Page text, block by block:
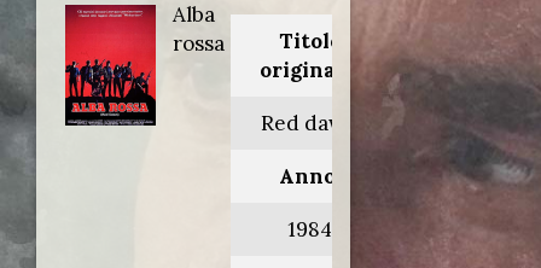
Alba
rossa
Titolo
originale:
Red dawn
Anno:
1984